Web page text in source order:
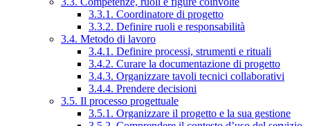
3.3.1. Coordinatore di progetto
3.3.2. Definire ruoli e responsabilità
3.4. Metodo di lavoro
3.4.1. Definire processi, strumenti e rituali
3.4.2. Curare la documentazione di progetto
3.4.3. Organizzare tavoli tecnici collaborativi
3.4.4. Prendere decisioni
3.5. Il processo progettuale
3.5.1. Organizzare il progetto e la sua gestione